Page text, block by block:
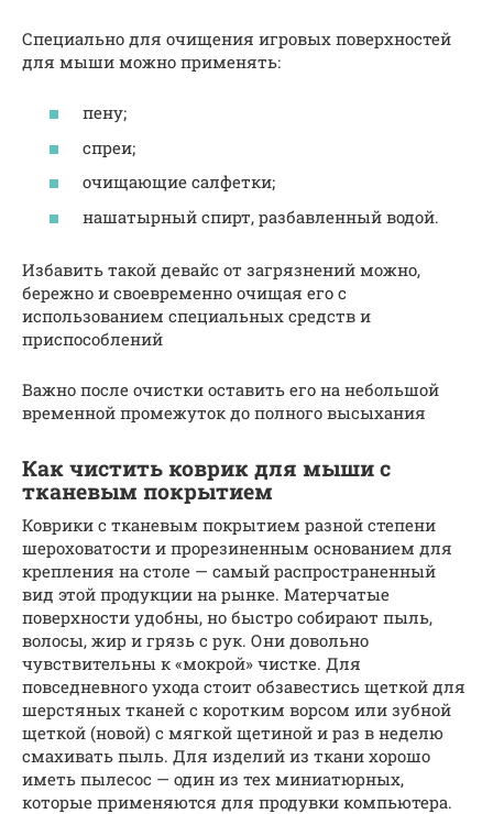
Специально для очищения игровых поверхностей
для мыши можно применять:
пену;
спреи;
очищающие салфетки;
нашатырный спирт, разбавленный водой.
Избавить такой девайс от загрязнений можно,
бережно и своевременно очищая его с
использованием специальных средств и
приспособлений
Важно после очистки оставить его на небольшой
временной промежуток до полного высыхания
Как чистить коврик для мыши с
тканевым покрытием
Коврики с тканевым покрытием разной степени
шероховатости и прорезиненным основанием для
крепления на столе — самый распространенный
вид этой продукции на рынке. Матерчатые
поверхности удобны, но быстро собирают пыль,
волосы, жир и грязь с рук. Они довольно
чувствительны к «мокрой» чистке. Для
повседневного ухода стоит обзавестись щеткой для
шерстяных тканей с коротким ворсом или зубной
щеткой (новой) с мягкой щетиной и раз в неделю
смахивать пыль. Для изделий из ткани хорошо
иметь пылесос — один из тех миниатюрных,
которые применяются для продувки компьютера.